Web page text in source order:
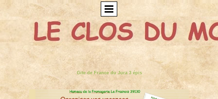
Gite de France du Jura 3 épis